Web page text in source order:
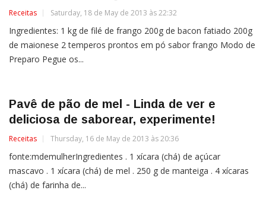
Receitas Saturday, 18 de May de 2013 às 22:32
Ingredientes: 1 kg de filé de frango 200g de bacon fatiado 200g
de maionese 2 temperos prontos em pó sabor frango Modo de
Preparo Pegue os...
Pavê de pão de mel - Linda de ver e
deliciosa de saborear, experimente!
Receitas Thursday, 16 de May de 2013 às 20:36
fonte:mdemulherIngredientes . 1 xícara (chá) de açúcar
mascavo . 1 xícara (chá) de mel . 250 g de manteiga . 4 xícaras
(chá) de farinha de...